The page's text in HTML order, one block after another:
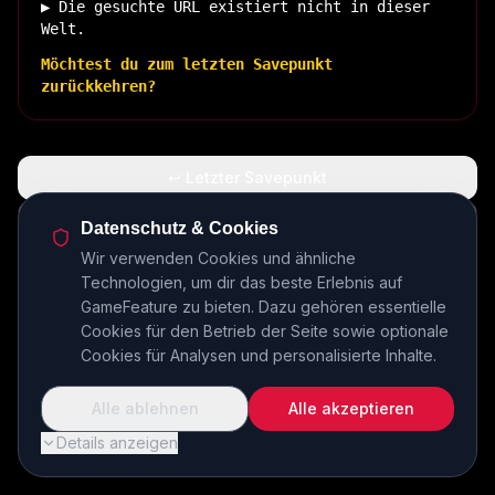
▶ Die gesuchte URL existiert nicht in dieser
Welt.
Möchtest du zum letzten Savepunkt
zurückkehren?
🏠 Zurück zur Basis
INSERT COIN TO CONTINUE...
Datenschutz & Cookies
Wir verwenden Cookies und ähnliche
Technologien, um dir das beste Erlebnis auf
GameFeature zu bieten. Dazu gehören essentielle
Cookies für den Betrieb der Seite sowie optionale
Cookies für Analysen und personalisierte Inhalte.
Details anzeigen
Alle ablehnen Alle akzeptieren